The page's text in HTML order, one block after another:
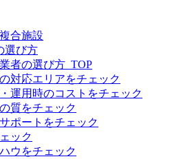
合施設
選び方
者の選び方_TOP
対応エリアをチェック
運用時のコストをチェック
質をチェック
ポートをチェック
ック
ウをチェック